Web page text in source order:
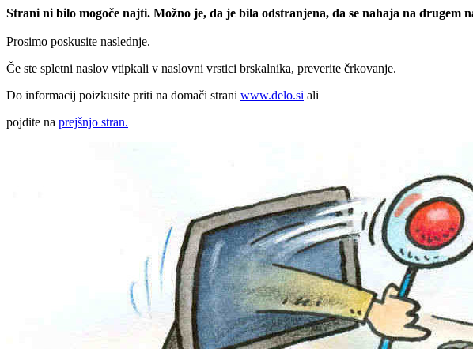
Strani ni bilo mogoče najti. Možno je, da je bila odstranjena, da se nahaja na drugem
Prosimo poskusite naslednje.
Če ste spletni naslov vtipkali v naslovni vrstici brskalnika, preverite črkovanje.
Do informacij poizkusite priti na domači strani www.delo.si ali
pojdite na prejšnjo stran.